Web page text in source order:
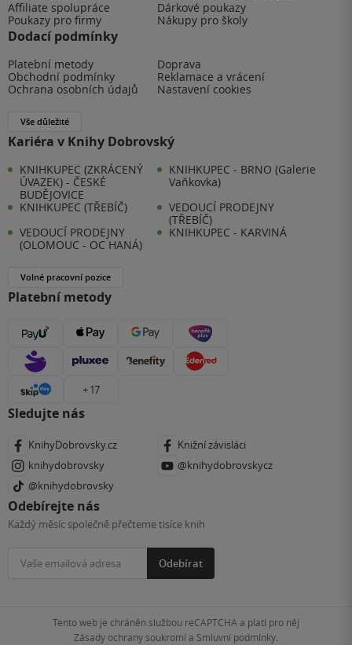
Affiliate spolupráce
Dárkové poukazy
Poukazy pro firmy
Nákupy pro školy
Dodací podmínky
Platební metody
Doprava
Obchodní podmínky
Reklamace a vrácení
Ochrana osobních údajů
Nastavení cookies
Vše důležité
Kariéra v Knihy Dobrovský
KNIHKUPEC (ZKRÁCENÝ
ÚVAZEK) - ČESKÉ
BUDĚJOVICE
KNIHKUPEC - BRNO (Galerie
Vaňkovka)
KNIHKUPEC (TŘEBÍČ)
VEDOUCÍ PRODEJNY
(TŘEBÍČ)
VEDOUCÍ PRODEJNY
(OLOMOUC - OC HANÁ)
KNIHKUPEC - KARVINÁ
Volné pracovní pozice
Platební metody
+ 17
Sledujte nás
KnihyDobrovsky.cz
Knižní závisláci
knihydobrovsky
@knihydobrovskycz
@knihydobrovsky
Odebírejte nás
Každý měsíc společně přečteme tisíce knih
Odebírat
Tento web je chráněn službou reCAPTCHA a platí pro něj
Zásady ochrany soukromía Smluvní podmínky